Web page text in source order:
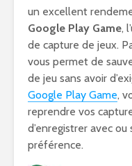
un excellent
Google Play Game,
de capture de jeux.
vous permet de
de jeu sans avoir
Google Play Game,
reprendre vos
d’enregistrer avec
préférence.